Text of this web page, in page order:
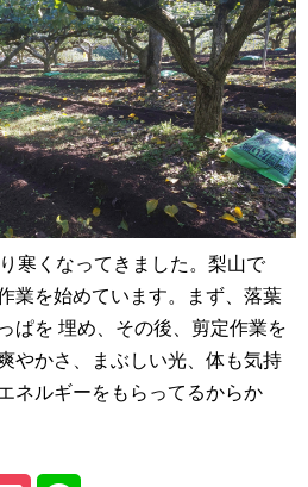
寒くなってきました。梨山で
業を始めています。まず、落葉
ぱを 埋め、その後、剪定作業を
やかさ、まぶしい光、体も気持
ネルギーをもらってるからか